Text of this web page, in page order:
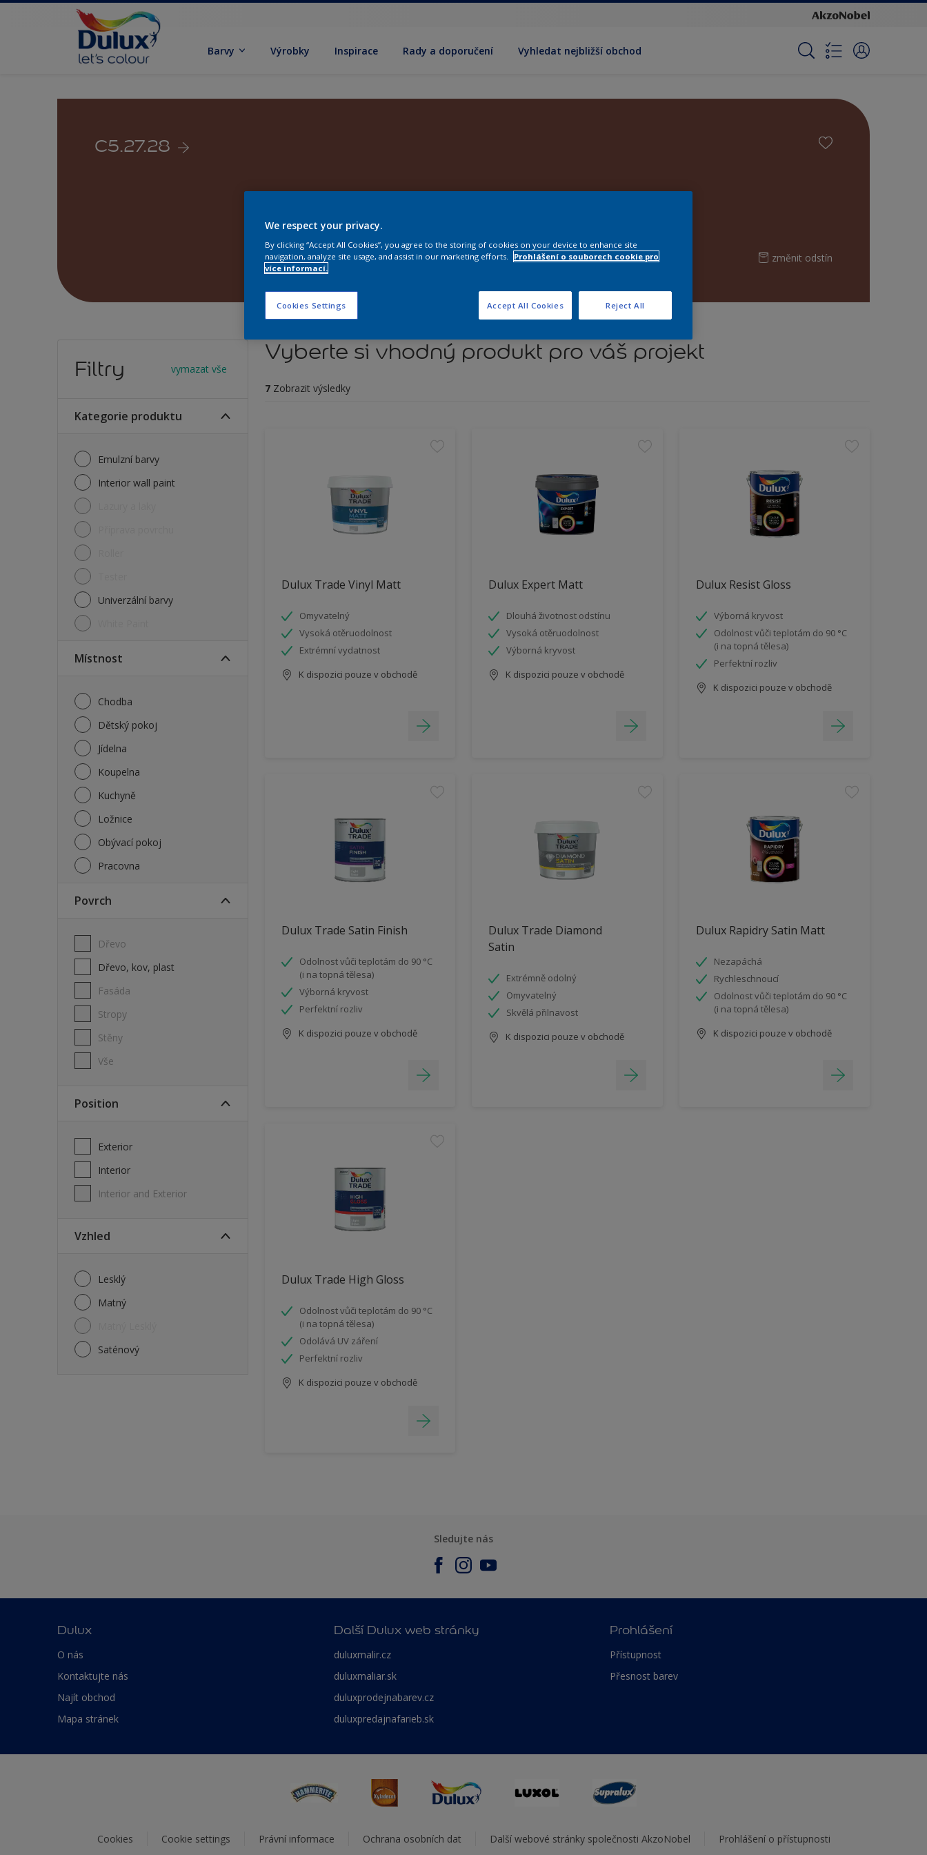
Barvy Výrobky Inspirace Rady a doporučení Vyhledat nejbližší obchod
C5.27.28
změnit odstín
Filtry vymazat vše
Kategorie produktu
Emulzní barvy
Interior wall paint
Univerzální barvy
Místnost
Chodba
Dětský pokoj
Jídelna
Koupelna
Kuchyně
Ložnice
Obývací pokoj
Pracovna
Povrch
Dřevo
Dřevo, kov, plast
Fasáda
Stropy
Stěny
Vše
Position
Exterior
Interior
Interior and Exterior
Vzhled
Lesklý
Matný
Saténový
Vyberte si vhodný produkt pro váš projekt
7 Zobrazit výsledky
Dulux Trade Vinyl Matt
Omyvatelný
Vysoká otěruodolnost
Extrémní vydatnost
K dispozici pouze v obchodě
Dulux Expert Matt
Dlouhá životnost odstínu
Vysoká otěruodolnost
Výborná kryvost
K dispozici pouze v obchodě
Dulux Resist Gloss
Výborná kryvost
Odolnost vůči teplotám do 90 °C
(i na topná tělesa)
Perfektní rozliv
K dispozici pouze v obchodě
Dulux Trade Satin Finish
Odolnost vůči teplotám do 90 °C
(i na topná tělesa)
Výborná kryvost
Perfektní rozliv
K dispozici pouze v obchodě
Dulux Trade Diamond
Satin
Extrémně odolný
Omyvatelný
Skvělá přilnavost
K dispozici pouze v obchodě
Dulux Rapidry Satin Matt
Nezapáchá
Rychleschnoucí
Odolnost vůči teplotám do 90 °C
(i na topná tělesa)
K dispozici pouze v obchodě
Dulux Trade High Gloss
Odolnost vůči teplotám do 90 °C
(i na topná tělesa)
Odolává UV záření
Perfektní rozliv
K dispozici pouze v obchodě
Sledujte nás
Dulux
O nás
Kontaktujte nás
Najít obchod
Mapa stránek
Další Dulux web stránky
duluxmalir.cz
duluxmaliar.sk
duluxprodejnabarev.cz
duluxpredajnafarieb.sk
Prohlášení
Přístupnost
Přesnost barev
Cookies Cookie settings Právní informace Ochrana osobních dat Další webové stránky společnosti AkzoNobel Prohlášení o přístupnosti
We respect your privacy.
By clicking “Accept All Cookies”, you agree to the storing of cookies on your device to enhance site
navigation, analyze site usage, and assist in our marketing efforts.
Prohlášení o souborech cookie pro
více informací.
Cookies Settings Reject All
Accept All Cookies